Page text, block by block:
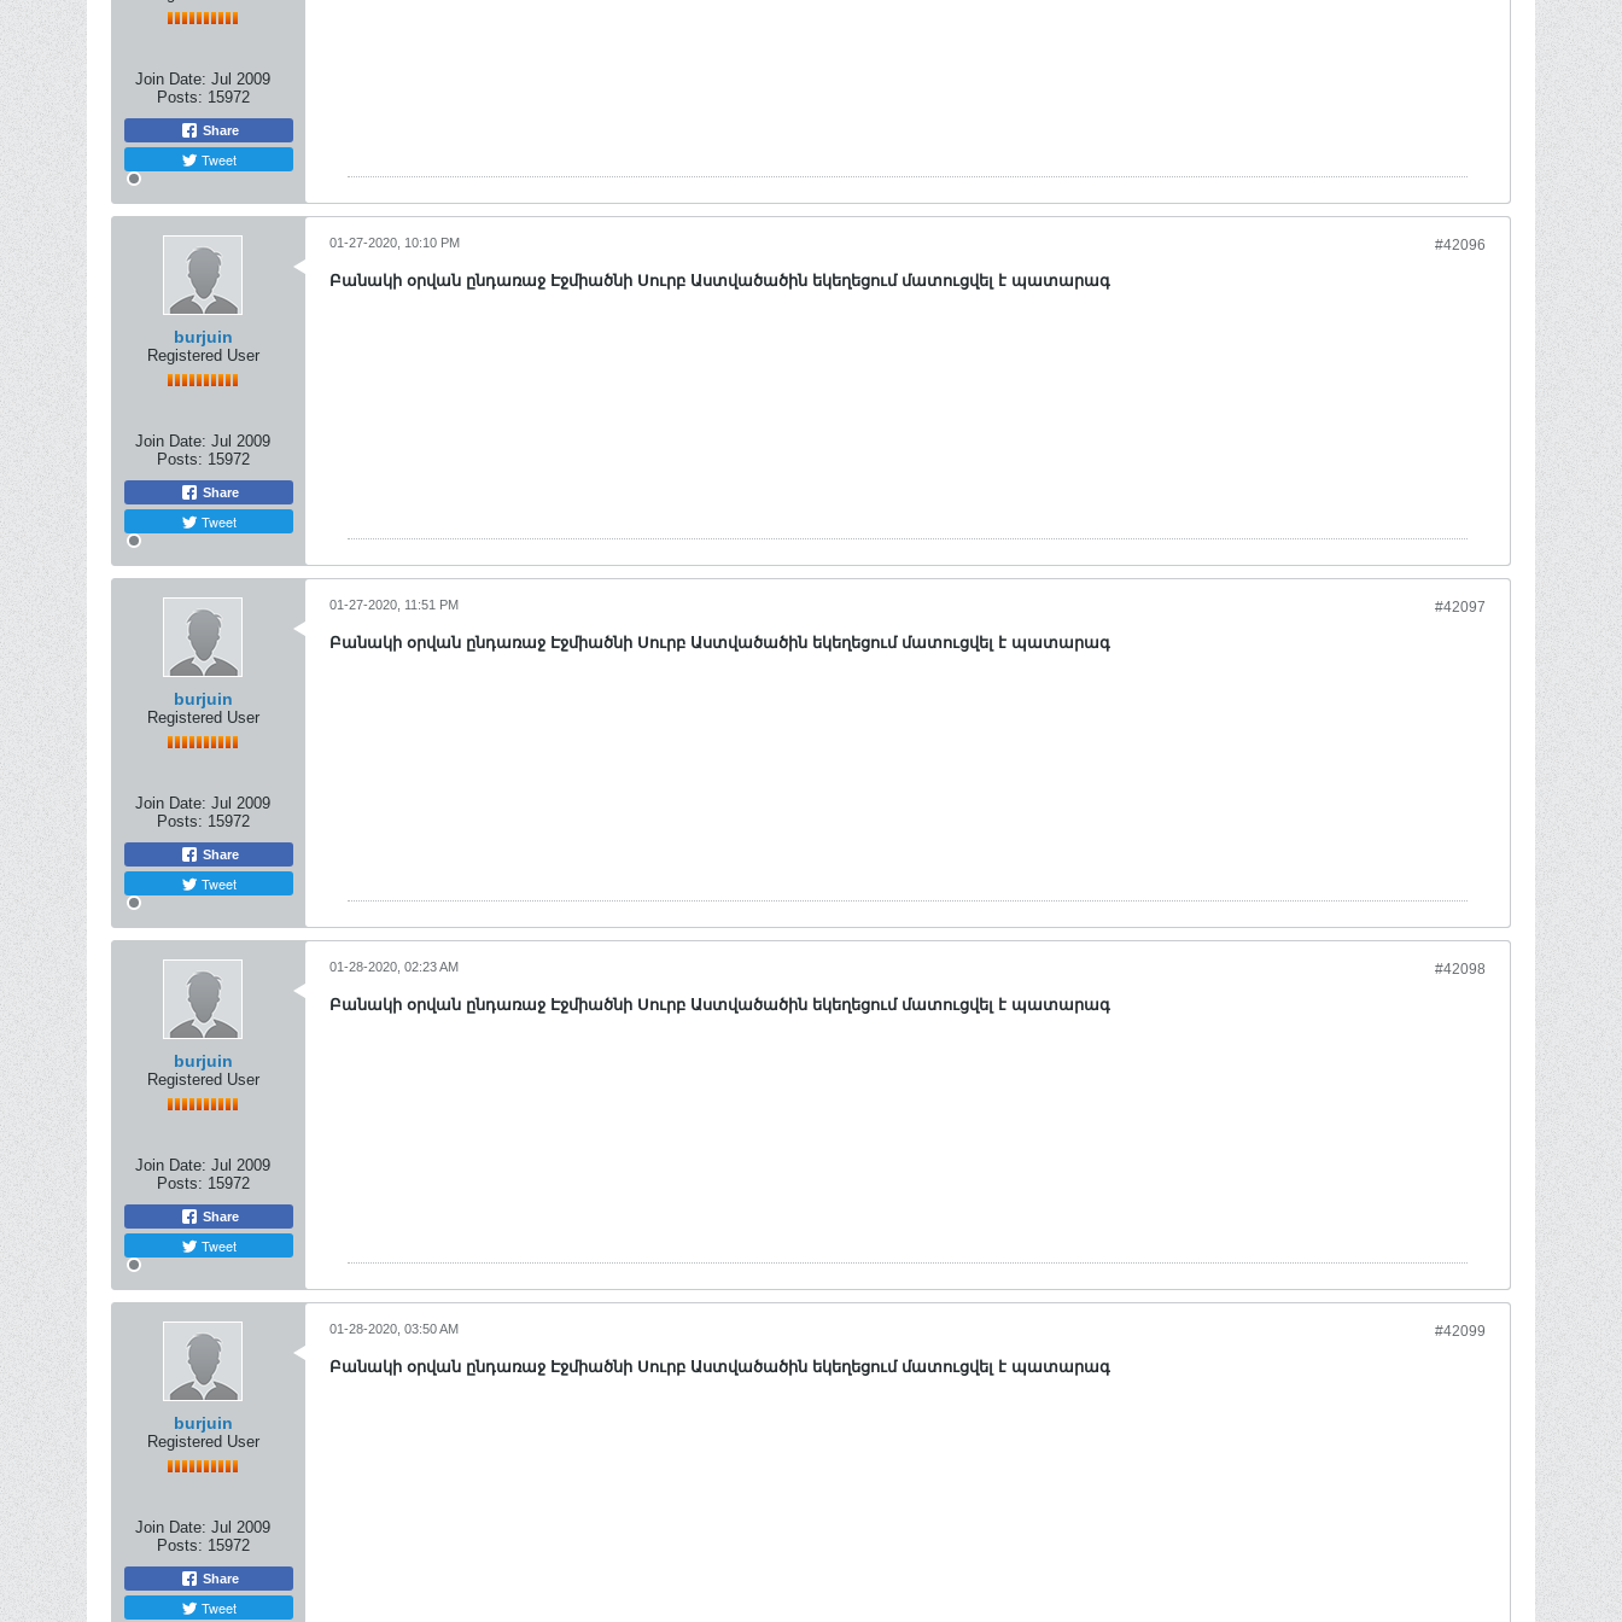
Join Date: Jul 2009
Posts: 15972
Share
Tweet
burjuin
Registered User
Join Date: Jul 2009
Posts: 15972
Share
Tweet
#42096
01-27-2020, 10:10 PM
Բանակի օրվան ընդառաջ Էջմիածնի Սուրբ Աստվածածին եկեղեցում մատուցվել է պատարագ
burjuin
Registered User
Join Date: Jul 2009
Posts: 15972
Share
Tweet
#42097
01-27-2020, 11:51 PM
Բանակի օրվան ընդառաջ Էջմիածնի Սուրբ Աստվածածին եկեղեցում մատուցվել է պատարագ
burjuin
Registered User
Join Date: Jul 2009
Posts: 15972
Share
Tweet
#42098
01-28-2020, 02:23 AM
Բանակի օրվան ընդառաջ Էջմիածնի Սուրբ Աստվածածին եկեղեցում մատուցվել է պատարագ
burjuin
Registered User
Join Date: Jul 2009
Posts: 15972
Share
Tweet
#42099
01-28-2020, 03:50 AM
Բանակի օրվան ընդառաջ Էջմիածնի Սուրբ Աստվածածին եկեղեցում մատուցվել է պատարագ